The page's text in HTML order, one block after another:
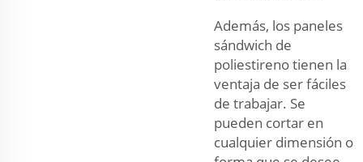
Además, los paneles
sándwich de
poliestireno tienen la
ventaja de ser fáciles
de trabajar. Se
pueden cortar en
cualquier dimensión o